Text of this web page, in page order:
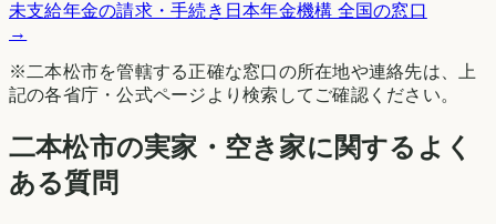
未支給年金の請求・手続き 日本年金機構 全国の窓口
→
※ 二本松市を管轄する正確な窓口の所在地や連絡先は、上
記の各省庁・公式ページより検索してご確認ください。
二本松市の実家・空き家に関するよく
ある質問